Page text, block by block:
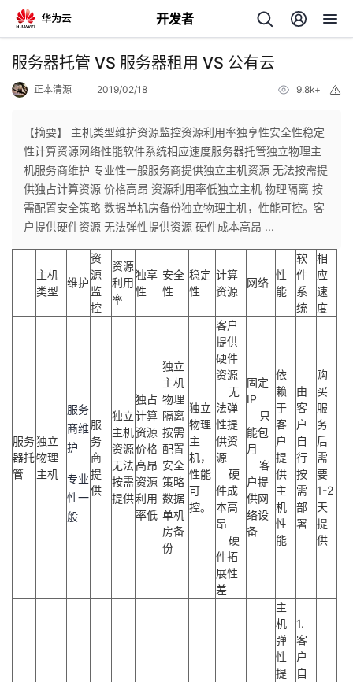
开发者
返
个
人
我
的
我
学
持
服务器托管 VS 服务器租用 VS 公有云
正本清源 2019/02/18 9.8k+
【摘要】 主机类型维护资源监控资源利用率独享性安全性稳定
性计算资源网络性能软件系统相应速度服务器托管独立物理主
机服务商维护 专业性一般服务商提供独立主机资源 无法按需提
供独占计算资源 价格高昂 资源利用率低独立主机 物理隔离 按
需配置安全策略 数据单机房备份独立物理主机，性能可控。客
户提供硬件资源 无法弹性提供资源 硬件成本高昂 ...
主机
类型
维护
资
源
监
控
资源
利用
率
独享
性
安全
性
稳定
性
计算
资源
网络
性
能
软
件
系
统
相
应
速
度
服务
器托
管
独立
物理
主机
服务
商维
护
专业
性一
般
服
务
商
提
供
独立
主机
资源
无法
按需
提供
独占
计算
资源
价格
高昂
资源
利用
率低
独立
主机
物理
隔离
按需
配置
安全
策略
数据
单机
房备
份
独立
物理
主
机，
性能
可
控。
客户
提供
硬件
资源
无
法弹
性提
供资
源
硬
件成
本高
昂
硬
件拓
展性
差
固定
IP
只
能包
月
客
户提
供网
络设
备
依
赖
于
客
户
提
供
主
机
性
能
由
客
户
自
行
按
需
部
署
购
买
服
务
后
需
要
1-2
天
提
供
主
机
弹
性
提
1.
客
户
自